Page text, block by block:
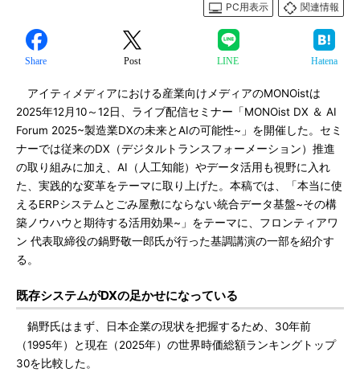
PC用表示
関連情報
Share Post LINE Hatena
アイティメディアにおける産業向けメディアのMONOistは
2025年12月10～12日、ライブ配信セミナー「MONOist DX ＆ AI
Forum 2025~製造業DXの未来とAIの可能性~」を開催した。セミ
ナーでは従来のDX（デジタルトランスフォーメーション）推進
の取り組みに加え、AI（人工知能）やデータ活用も視野に入れ
た、実践的な変革をテーマに取り上げた。本稿では、「本当に使
えるERPシステムとごみ屋敷にならない統合データ基盤~その構
築ノウハウと期待する活用効果~」をテーマに、フロンティアワ
ン 代表取締役の鍋野敬一郎氏が行った基調講演の一部を紹介す
る。
既存システムがDXの足かせになっている
鍋野氏はまず、日本企業の現状を把握するため、30年前
（1995年）と現在（2025年）の世界時価総額ランキングトップ
30を比較した。